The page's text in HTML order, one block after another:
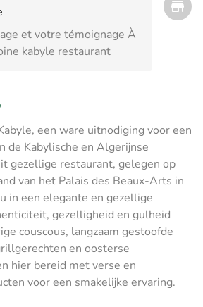
et votre témoignage À
kabyle restaurant
een ware uitnodiging voor een
de Kabylische en Algerijnse
gezellige restaurant, gelegen op
van het Palais des Beaux-Arts in
in een elegante en gezellige
gezelligheid en gulheid
couscous, langzaam gestoofde
en oosterse
hier bereid met verse en
voor een smakelijke ervaring.